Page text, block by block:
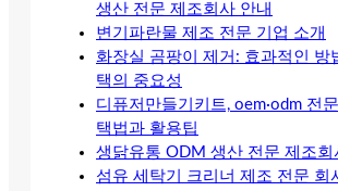
생산 전문 제조회사 안내
변기파란물 제조 전문 기업 소개
화장실 곰팡이 제거: 효과적인 방
택의 중요성
디퓨저만들기키트, oem·odm 전
택법과 활용팁
생닭유통 ODM 생산 전문 제조회
섬유 세탁기 크리너 제조 전문 회